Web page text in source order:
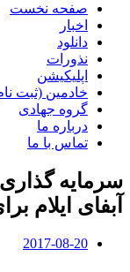
صفحه نخست
اخبار
دانلود
نذورات
اپلیکیشن
خادمین (ثبت
گروه جهادی
درباره ما
تماس با ما
آبفای ایلام
2017-08-20